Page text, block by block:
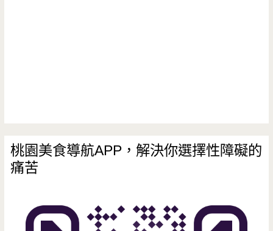
桃園美食導航APP，解決你選擇性障礙的
痛苦